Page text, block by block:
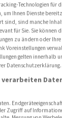
Damit hat
Donald
noch einmal
Technologien für
um Ihnen Dienste
sind, sind manche
für Sie. Sie können
zu ändern oder
Voreinstellungen
gelten innerhalb
Datenschutzerklärung.
Zugriff auf